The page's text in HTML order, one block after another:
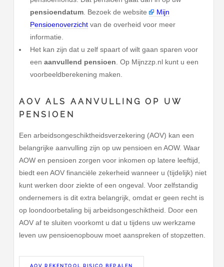
pensioendatum. Bezoek de website
Mijn
Pensioenoverzichtvan de overheid voor meer
informatie.
Het kan zijn dat u zelf spaart of wilt gaan sparen voor
een aanvullend pensioen. Op Mijnzzp.nl kunt u een
voorbeeldberekening maken.
AOV ALS AANVULLING OP UW
PENSIOEN
Een arbeidsongeschiktheidsverzekering (AOV) kan een
belangrijke aanvulling zijn op uw pensioen en AOW. Waar
AOW en pensioen zorgen voor inkomen op latere leeftijd,
biedt een AOV financiële zekerheid wanneer u (tijdelijk) niet
kunt werken door ziekte of een ongeval. Voor zelfstandig
ondernemers is dit extra belangrijk, omdat er geen recht is
op loondoorbetaling bij arbeidsongeschiktheid. Door een
AOV af te sluiten voorkomt u dat u tijdens uw werkzame
leven uw pensioenopbouw moet aanspreken of stopzetten.
AOV REKENTOOL RISICO BEPALEN